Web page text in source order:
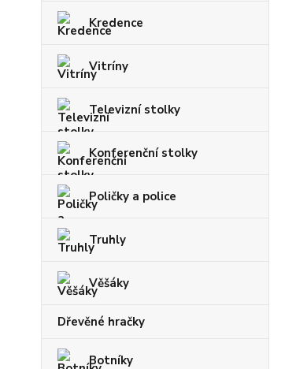
Kredence
Vitríny
Televizní stolky
Konferenční stolky
Poličky a police
Truhly
Věšáky
Dřevěné hračky
Botníky